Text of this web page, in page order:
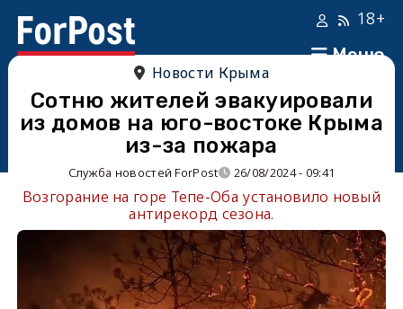
Меню
18+
Новости Крыма
Сотню жителей эвакуировали
из домов на юго-востоке Крыма
из-за пожара
Служба новостей ForPost 26/08/2024 - 09:41
Возгорание на горе Тепе-Оба установило новый
антирекорд сезона.